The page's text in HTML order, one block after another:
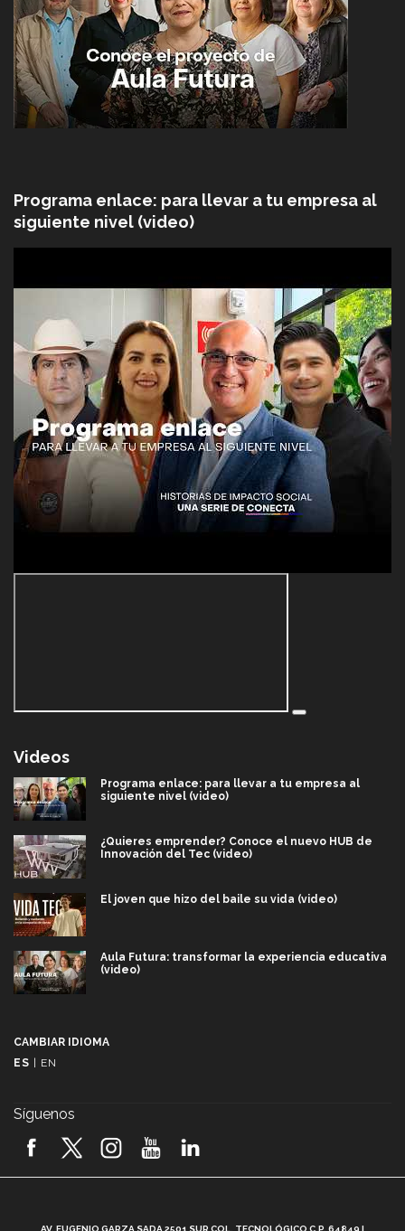
Programa enlace: para llevar a tu empresa al
siguiente nivel (video)
Videos
Programa enlace: para llevar a tu empresa al
siguiente nivel (video)
¿Quieres emprender? Conoce el nuevo HUB de
Innovación del Tec (video)
El joven que hizo del baile su vida (video)
Aula Futura: transformar la experiencia educativa
(video)
2026! (video)
CAMBIAR IDIOMA
ES | EN
Síguenos
AV. EUGENIO GARZA SADA 2501 SUR COL. TECNOLÓGICO C.P. 64849 |